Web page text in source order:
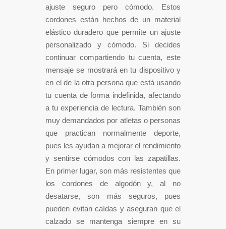
ajuste seguro pero cómodo. Estos
cordones están hechos de un material
elástico duradero que permite un ajuste
personalizado y cómodo. Si decides
continuar compartiendo tu cuenta, este
mensaje se mostrará en tu dispositivo y
en el de la otra persona que está usando
tu cuenta de forma indefinida, afectando
a tu experiencia de lectura. También son
muy demandados por atletas o personas
que practican normalmente deporte,
pues les ayudan a mejorar el rendimiento
y sentirse cómodos con las zapatillas.
En primer lugar, son más resistentes que
los cordones de algodón y, al no
desatarse, son más seguros, pues
pueden evitan caídas y aseguran que el
calzado se mantenga siempre en su